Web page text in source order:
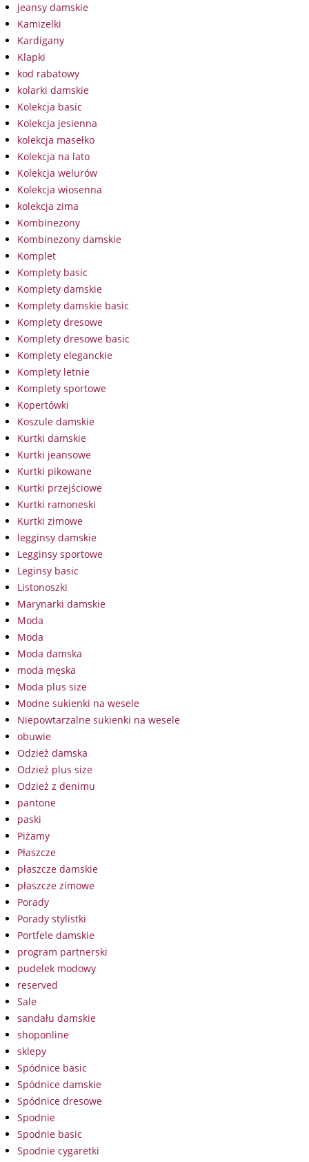
jeansy damskie
Kamizelki
Kardigany
Klapki
kod rabatowy
kolarki damskie
Kolekcja basic
Kolekcja jesienna
kolekcja masełko
Kolekcja na lato
Kolekcja welurów
Kolekcja wiosenna
kolekcja zima
Kombinezony
Kombinezony damskie
Komplet
Komplety basic
Komplety damskie
Komplety damskie basic
Komplety dresowe
Komplety dresowe basic
Komplety eleganckie
Komplety letnie
Komplety sportowe
Kopertówki
Koszule damskie
Kurtki damskie
Kurtki jeansowe
Kurtki pikowane
Kurtki przejściowe
Kurtki ramoneski
Kurtki zimowe
legginsy damskie
Legginsy sportowe
Leginsy basic
Listonoszki
Marynarki damskie
Moda
Moda
Moda damska
moda męska
Moda plus size
Modne sukienki na wesele
Niepowtarzalne sukienki na wesele
obuwie
Odzież damska
Odzież plus size
Odzież z denimu
pantone
paski
Piżamy
Płaszcze
płaszcze damskie
płaszcze zimowe
Porady
Porady stylistki
Portfele damskie
program partnerski
pudelek modowy
reserved
Sale
sandału damskie
shoponline
sklepy
Spódnice basic
Spódnice damskie
Spódnice dresowe
Spodnie
Spodnie basic
Spodnie cygaretki